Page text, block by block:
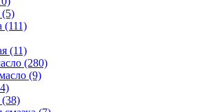
(5)
(111)
(11)
(280)
(9)